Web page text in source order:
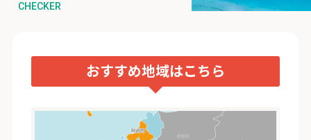
CHECKER
おすすめ地域はこちら